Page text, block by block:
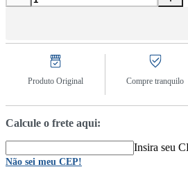
Produto Original Compre tranquilo
Calcule o frete aqui:
Insira seu
Não sei meu CEP!